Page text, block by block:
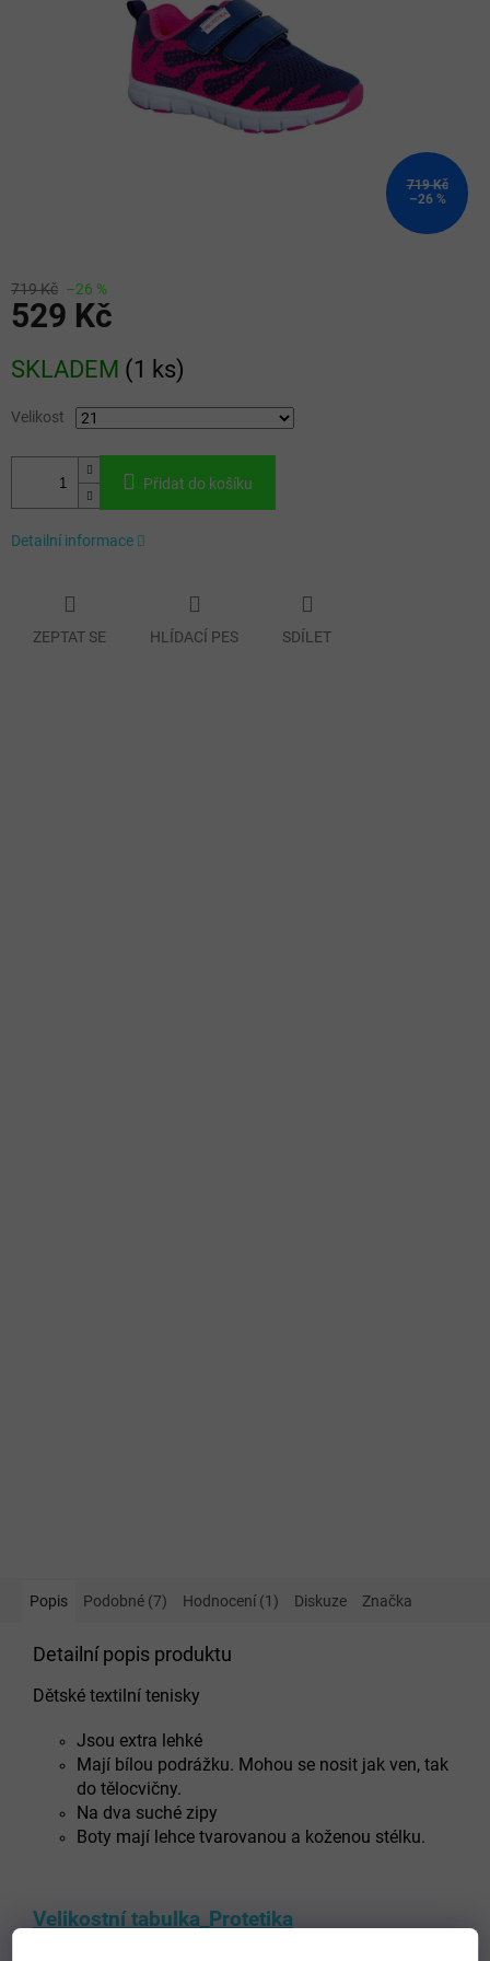
719 Kč
–26 %
719 Kč –26 %
529 Kč
cena:
SKLADEM (1 ks)
Velikost
Přidat do košíku
Detailní informace
ZEPTAT SE HLÍDACÍ PES SDÍLET
Popis Podobné (7) Hodnocení (1) Diskuze Značka
Detailní popis produktu
Dětské textilní tenisky
Jsou extra lehké
Mají bílou podrážku. Mohou se nosit jak ven, tak
do tělocvičny.
Na dva suché zipy
Boty mají lehce tvarovanou a koženou stélku.
Velikostní tabulka_Protetika